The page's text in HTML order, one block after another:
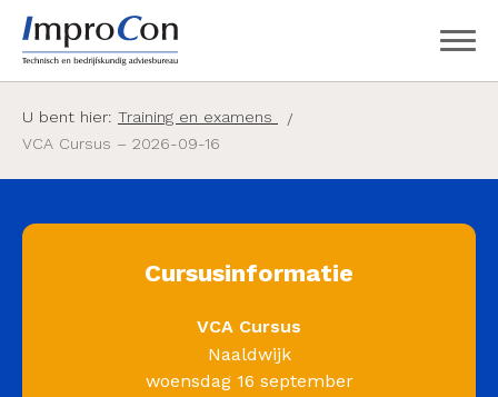
U bent hier: Training en examens
VCA Cursus – 2026-09-16
Cursusinformatie
VCA Cursus
Naaldwijk
woensdag 16 september